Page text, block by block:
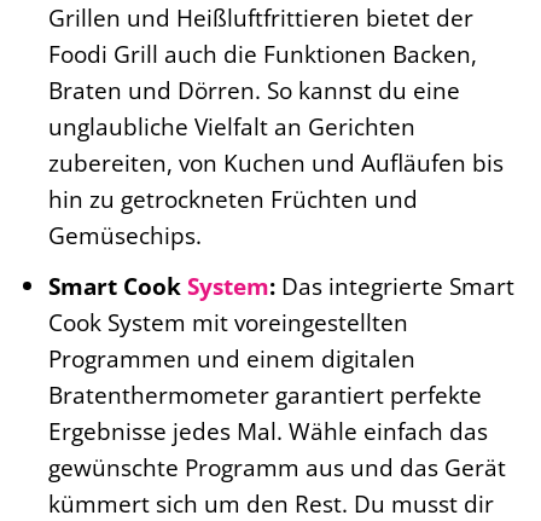
Grillen und Heißluftfrittieren bietet der
Foodi Grill auch die Funktionen Backen,
Braten und Dörren. So kannst du eine
unglaubliche Vielfalt an Gerichten
zubereiten, von Kuchen und Aufläufen bis
hin zu getrockneten Früchten und
Gemüsechips.
Smart CookSystem:Das integrierte Smart
Cook System mit voreingestellten
Programmen und einem digitalen
Bratenthermometer garantiert perfekte
Ergebnisse jedes Mal. Wähle einfach das
gewünschte Programm aus und das Gerät
kümmert sich um den Rest. Du musst dir